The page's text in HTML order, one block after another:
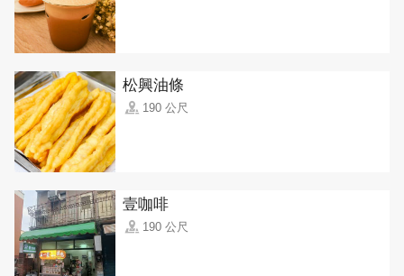
松興油條
190 公尺
壹咖啡
190 公尺